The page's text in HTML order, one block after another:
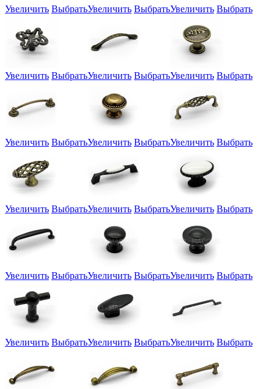
Увеличить ВыбратьУвеличить ВыбратьУвеличить Выбрать
Увеличить ВыбратьУвеличить ВыбратьУвеличить Выбрать
Увеличить ВыбратьУвеличить ВыбратьУвеличить Выбрать
Увеличить ВыбратьУвеличить ВыбратьУвеличить Выбрать
Увеличить ВыбратьУвеличить ВыбратьУвеличить Выбрать
Увеличить ВыбратьУвеличить ВыбратьУвеличить Выбрать